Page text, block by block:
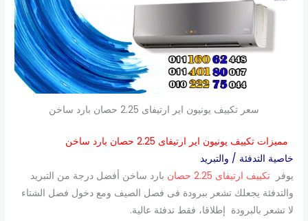
سعر تكييف يونيون اير ارتيفاى 2.25 حصان بارد ساخن
مميزات تكييف يونيون اير ارتيفاى 2.25 حصان بارد ساخن
خاصية التدفئة / والتبريد
يوفر
تكييف ارتيفاى 2.25 حصان
بارد ساخن أفضل درجة من التبريد
والتدفئة يجعلك تشعر ببرودة فى فصل الصيف ومع دخول فصل الشتاء
لا تشعر بالبرودة إطلاقا، فقط تدفئة عالية.